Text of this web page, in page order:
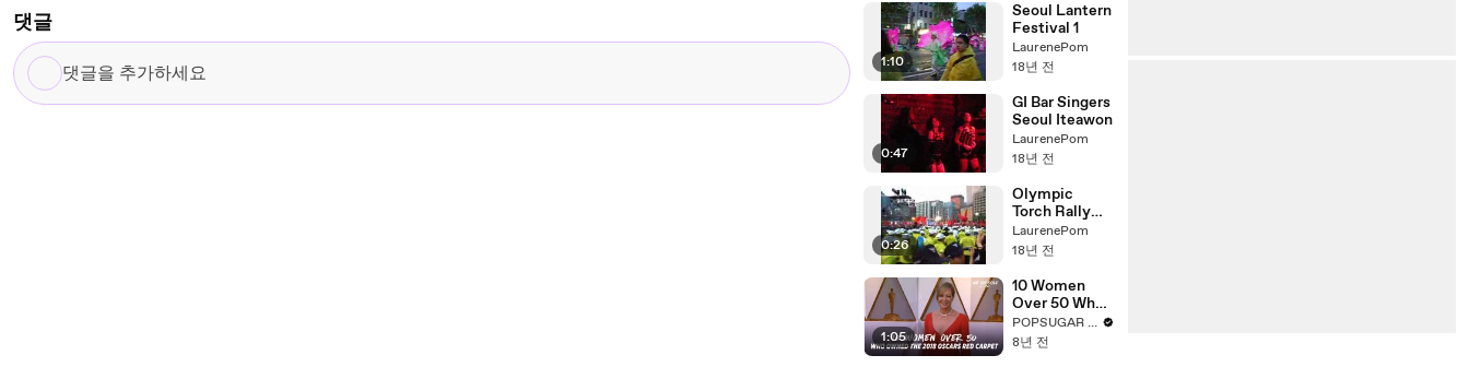
댓글
댓
글
1:10
Seoul Lantern
Festival 1
LaurenePom
18년 전
0:47
GI Bar Singers
Seoul Iteawon
LaurenePom
18년 전
0:26
Olympic
Torch Rally
Seoul
LaurenePom
18년 전
1:05
10 Women
Over 50 Who
Owned the
2018 Oscars
POPSUGAR Fashion
8년 전